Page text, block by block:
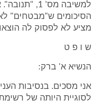
למשיבה מס'
הסיכומים ש"מבטחים"
מציע לא לפסוק לה
ש ו פ ט
הנשיא א' ברק:
אני מסכים. בנסיבות
לסוגיית היותה של